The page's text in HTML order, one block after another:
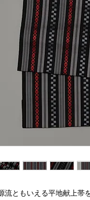
流ともいえる平地献上帯